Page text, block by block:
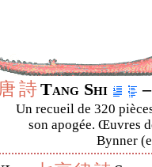
唐詩Tang Shi
Un recueil de 320
son apogée. Œuvres
Bynner